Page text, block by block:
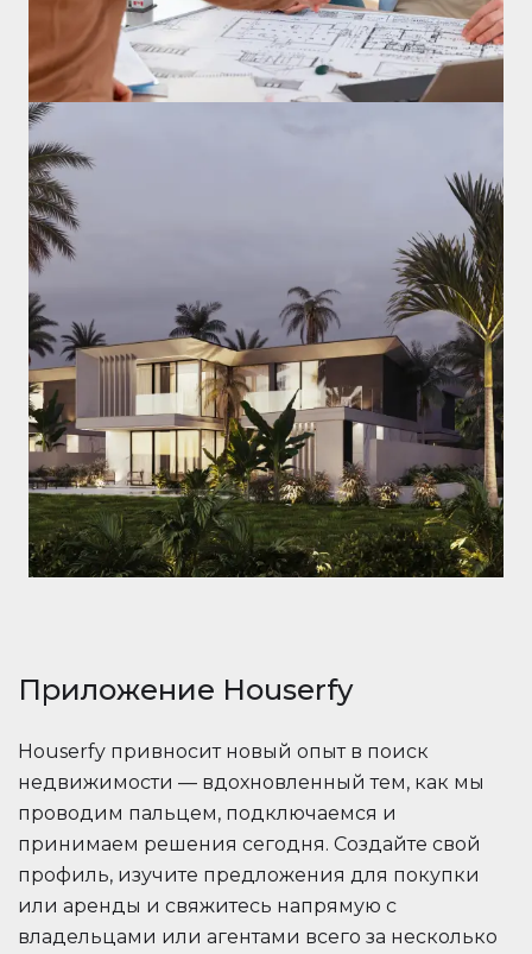
Приложение Houserfy
Houserfy привносит новый опыт в поиск
недвижимости — вдохновленный тем, как мы
проводим пальцем, подключаемся и
принимаем решения сегодня. Создайте свой
профиль, изучите предложения для покупки
или аренды и свяжитесь напрямую с
владельцами или агентами всего за несколько